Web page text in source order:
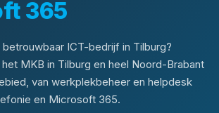
ICT-bedrijf in Tilburg?
MKB in Tilburg en heel Noord-Brabant
van werkplekbeheer en helpdesk
en Microsoft 365.